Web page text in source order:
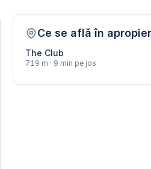
Ce se află în
The Club
719 m · 9 min pe jos